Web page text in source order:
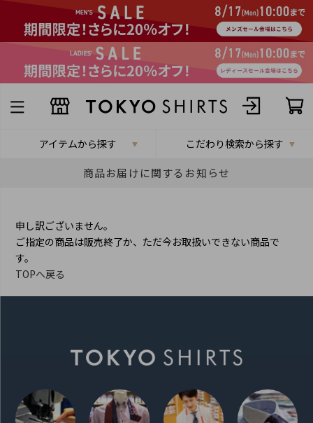
アイテムから探す こだわり検索から探す
商品お届けに関するお知らせ
申し訳ございません。
ご指定の商品は販売終了か、ただ今お取扱いできない商品で
す。
TOPへ戻る